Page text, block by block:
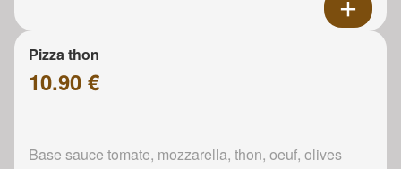
Pizza thon
10.90 €
Base sauce tomate, mozzarella, thon, oeuf, olives